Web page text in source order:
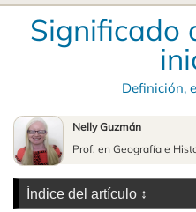
Significado
Definición,
Nelly Guzmán
Prof. en Geografía e